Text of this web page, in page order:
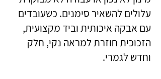
עלולים להשאיר סימנים. כשעובדים
עם אבקה איכותית וביד מקצועית,
הזכוכית חוזרת למראה נקי, חלק
וחדש לגמרי.